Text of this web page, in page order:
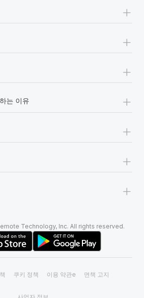
+
+
+
는 이유 +
+
+
+
Technology, Inc. All rights reserved.
쿠키 정책 이용 약관e 면책 고지